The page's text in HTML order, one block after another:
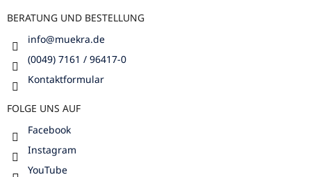
BERATUNG UND BESTELLUNG
info@muekra.de
(0049) 7161 / 96417-0
Kontaktformular
FOLGE UNS AUF
Facebook
Instagram
YouTube